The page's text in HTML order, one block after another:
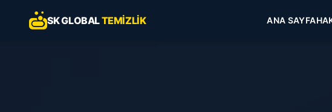
SK GLOBALTEMIZLIK ANA SAYFA